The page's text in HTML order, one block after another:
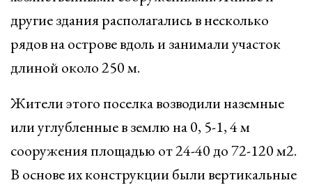
другие здания располагались в несколько
рядов на острове вдоль и занимали участок
длиной около 250 м.
Жители этого поселка возводили наземные
или углубленные в землю на 0, 5-1, 4 м
сооружения площадью от 24-40 до 72-120 м2.
В основе их конструкции были вертикальные